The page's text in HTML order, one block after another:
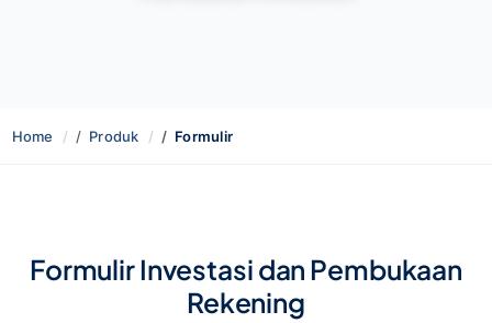
Home Produk Formulir
Formulir Investasi dan Pembukaan
Rekening